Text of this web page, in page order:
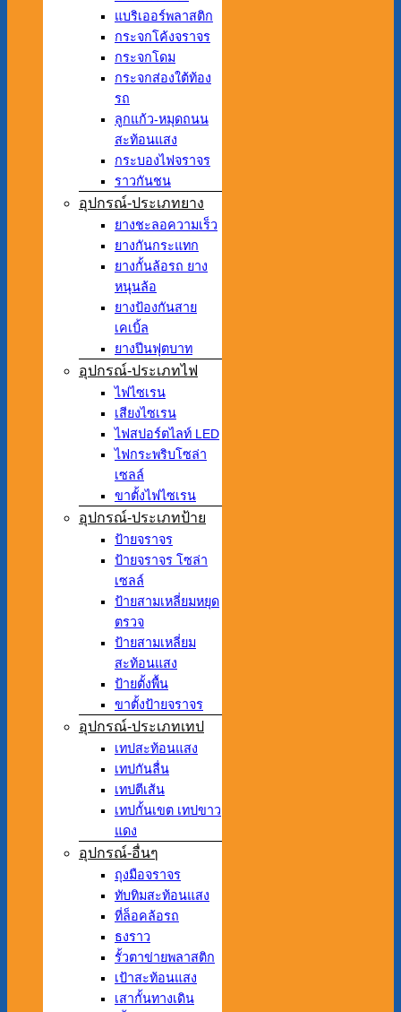
แบริเออร์พลาสติก
กระจกโค้งจราจร
กระจกโดม
กระจกส่องใต้ท้อง
รถ
ลูกแก้ว-หมุดถนน
สะท้อนแสง
กระบองไฟจราจร
ราวกันชน
อุปกรณ์-ประเภทยาง
ยางชะลอความเร็ว
ยางกันกระแทก
ยางกั้นล้อรถ ยาง
หนุนล้อ
ยางป้องกันสาย
เคเบิ้ล
ยางปีนฟุตบาท
อุปกรณ์-ประเภทไฟ
ไฟไซเรน
เสียงไซเรน
ไฟสปอร์ตไลท์ LED
ไฟกระพริบโซล่า
เซลล์
ขาตั้งไฟไซเรน
อุปกรณ์-ประเภทป้าย
ป้ายจราจร
ป้ายจราจร โซล่า
เซลล์
ป้ายสามเหลี่ยมหยุด
ตรวจ
ป้ายสามเหลี่ยม
สะท้อนแสง
ป้ายตั้งพื้น
ขาตั้งป้ายจราจร
อุปกรณ์-ประเภทเทป
เทปสะท้อนแสง
เทปกันลื่น
เทปตีเส้น
เทปกั้นเขต เทปขาว
แดง
อุปกรณ์-อื่นๆ
ถุงมือจราจร
ทับทิมสะท้อนแสง
ที่ล็อคล้อรถ
ธงราว
รั้วตาข่ายพลาสติก
เป้าสะท้อนแสง
เสากั้นทางเดิน